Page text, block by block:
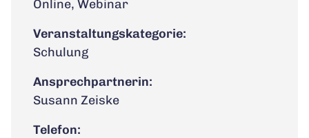
Online, Webinar
Veranstaltungskategorie:
Schulung
Ansprechpartnerin:
Susann Zeiske
Telefon: